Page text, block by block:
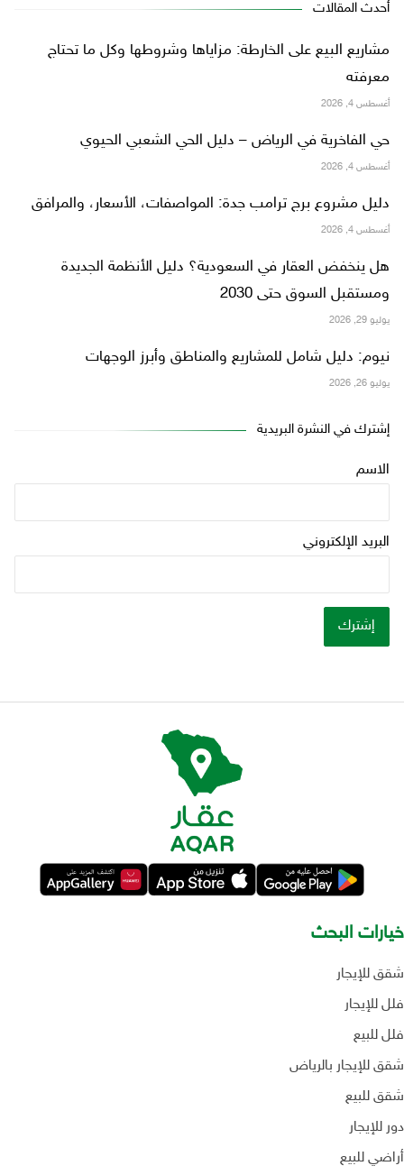
أحدث المقالات
مشاريع البيع على الخارطة: مزاياها وشروطها وكل ما تحتاج
معرفته
أغسطس 4, 2026
حي الفاخرية في الرياض – دليل الحي الشعبي الحيوي
أغسطس 4, 2026
دليل مشروع برج ترامب جدة: المواصفات، الأسعار، والمرافق
أغسطس 4, 2026
هل ينخفض العقار في السعودية؟ دليل الأنظمة الجديدة
ومستقبل السوق حتى 2030
يوليو 29, 2026
نيوم: دليل شامل للمشاريع والمناطق وأبرز الوجهات
يوليو 26, 2026
إشترك في النشرة البريدية
الاسم
البريد الإلكتروني
خيارات البحث
شقق للإيجار
فلل للإيجار
فلل للبيع
شقق للإيجار بالرياض
شقق للبيع
دور للإيجار
أراضي للبيع